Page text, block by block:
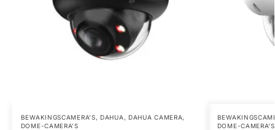
BEWAKINGSCAMERA'S,DAHUA , DAHUA CAMERA,
DOME-CAMERA’S
DOME-CAMERA’S